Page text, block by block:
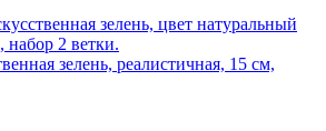
зелень, цвет натуральный
набор 2 ветки.